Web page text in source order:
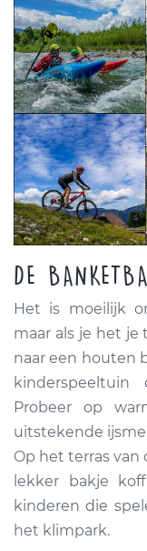
DE
Het is moeilijk
maar als je het
naar een houten
Probeer op
uitstekende
Op het terras
lekker bakje
kinderen die
het klimpark.